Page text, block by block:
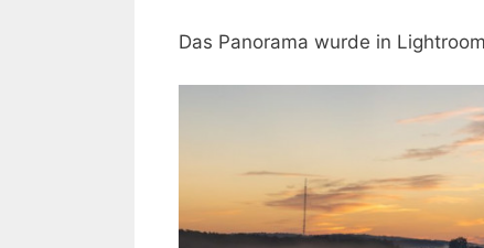
Das Panorama wurde in